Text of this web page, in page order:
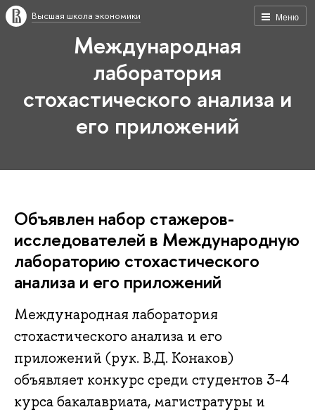
Меню
Высшая школа экономики
Международная
лаборатория
стохастического анализа и
его приложений
Объявлен набор стажеров-
исследователей в Международную
лабораторию стохастического
анализа и его приложений
Международная лаборатория
стохастического анализа и его
приложений (рук. В.Д. Конаков)
объявляет конкурс среди студентов 3-4
курса бакалавриата, магистратуры и